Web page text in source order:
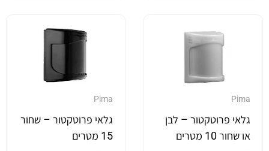
Pima
גלאי פרוטקטור – לבן
או שחור 10 מטרים
Pima
גלאי פרוטקטור – שחור
15 מטרים